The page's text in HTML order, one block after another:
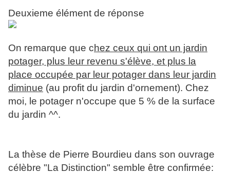
Deuxieme élément de réponse
On remarque que chez ceux qui ont un jardin
potager, plus leur revenu s'élève, et plus la
place occupée par leur potager dans leur jardin
diminue (au profit du jardin d'ornement). Chez
moi, le potager n'occupe que 5 % de la surface
du jardin ^^.
La thèse de Pierre Bourdieu dans son ouvrage
célèbre "La Distinction" semble être confirmée: